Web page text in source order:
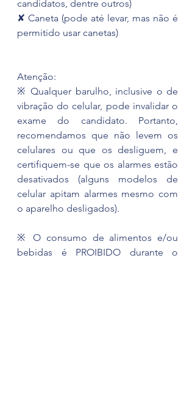
candidatos, dentre outros)
✘ Caneta (pode até levar, mas não é
permitido usar canetas)
Atenção:
※ Qualquer barulho, inclusive o de
vibração do celular, pode invalidar o
exame do candidato. Portanto,
recomendamos que não levem os
celulares ou que os desliguem, e
certifiquem-se que os alarmes estão
desativados (alguns modelos de
celular apitam alarmes mesmo com
o aparelho desligados).
※ O consumo de alimentos e/ou
bebidas é PROIBIDO durante o